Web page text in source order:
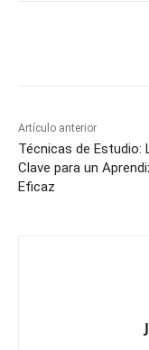
Artículo anterior
Técnicas de Estudio:
Clave para un
Eficaz